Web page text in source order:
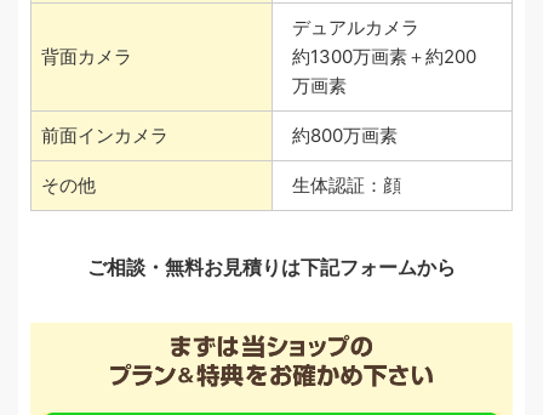
背面カメラ
デュアルカメラ
約1300万画素＋約200
万画素
前面インカメラ 約800万画素
その他 生体認証：顔
ご相談・無料お見積りは下記フォームから